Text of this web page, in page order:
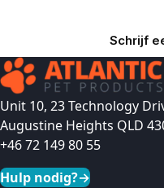
Schrijf
Unit 10, 23 Technology
Augustine Heights QLD
+46 72 149 80 55
Hulp nodig?→